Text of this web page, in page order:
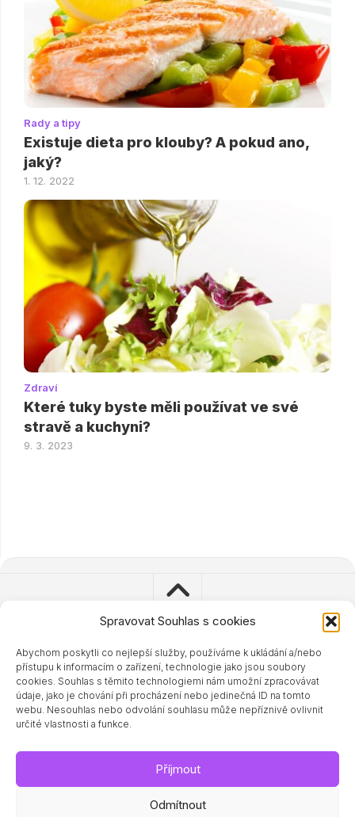
Spravovat Souhlas s cookies
Abychom poskytli co nejlepší služby, používáme k ukládání a/nebo
přístupu k informacím o zařízení, technologie jako jsou soubory
cookies. Souhlas s těmito technologiemi nám umožní zpracovávat
údaje, jako je chování při procházení nebo jedinečná ID na tomto
webu. Nesouhlas nebo odvolání souhlasu může nepříznivě ovlivnit
určité vlastnosti a funkce.
Příjmout
Odmítnout
Rady a tipy
Existuje dieta pro klouby? A pokud ano,
jaký?
1. 12. 2022
Zdraví
Které tuky byste měli používat ve své
stravě a kuchyni?
9. 3. 2023
© 2023 - 2024 Zdravisimo.cz
Powered byWordPress. Theme by Alx.
Související magazíny a doporučené odkazy: